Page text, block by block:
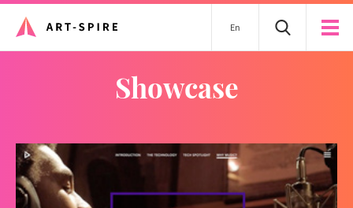
En
showcase